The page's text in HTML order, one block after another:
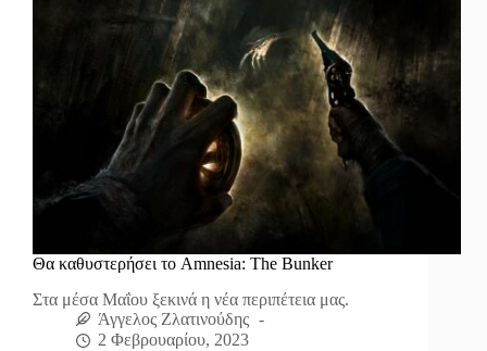
Θα καθυστερήσει το Amnesia: The Bunker
Στα μέσα Μαΐου ξεκινά η νέα περιπέτεια μας.
Άγγελος Ζλατινούδης
2 Φεβρουαρίου, 2023